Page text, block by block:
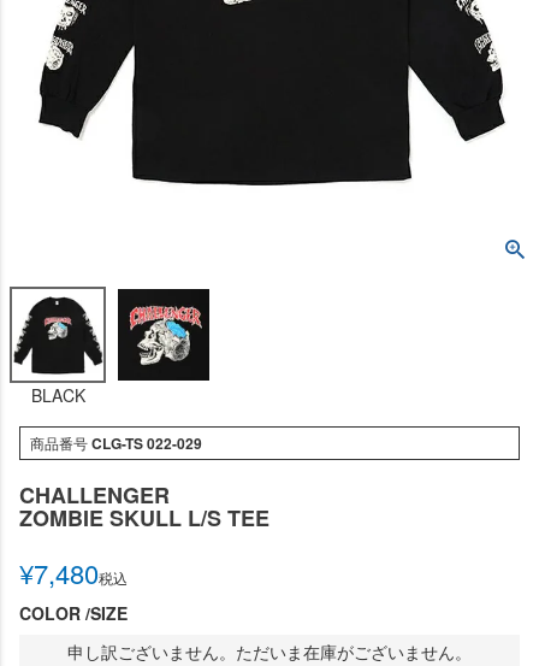
BLACK
商品番号CLG-TS 022-029
CHALLENGER
ZOMBIE SKULL L/S TEE
¥7,480税込
COLOR SIZE
申し訳ございません。ただいま在庫がございません。